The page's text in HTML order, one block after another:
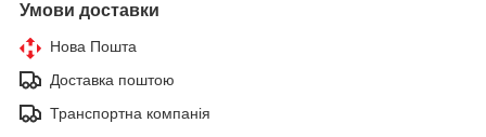
Умови доставки
Нова Пошта
Доставка поштою
Транспортна компанія